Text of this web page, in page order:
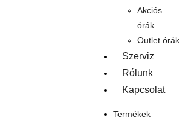
Akciós
órák
Outlet órák
Szerviz
Rólunk
Kapcsolat
Termékek